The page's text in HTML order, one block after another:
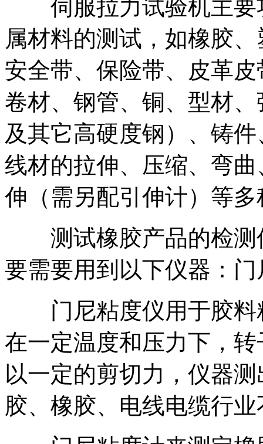
伺服拉力试验机主要
属材料的测试，如橡胶
安全带、保险带、皮革
卷材、钢管、铜、型材
及其它高硬度钢）、铸
线材的拉伸、压缩、弯
伸（需另配引伸计）等
测试橡胶产品的检测
要需要用到以下仪器：
门尼粘度仪用于胶料
在一定温度和压力下，
以一定的剪切力，仪器
胶、橡胶、电线电缆行